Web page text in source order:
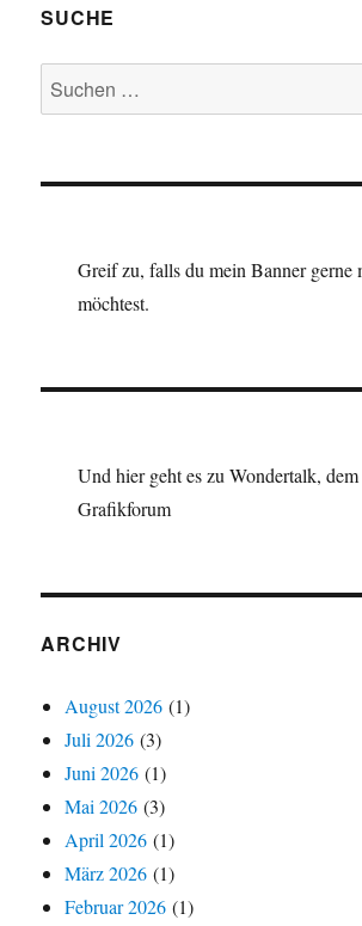
SUCHE
Suchen
nach:
Greif zu, falls du mein Banner gerne
möchtest.
Und hier geht es zu Wondertalk,
Grafikforum
ARCHIV
August 2026 (1)
Juli 2026 (3)
Juni 2026 (1)
Mai 2026 (3)
April 2026 (1)
März 2026 (1)
Februar 2026 (1)